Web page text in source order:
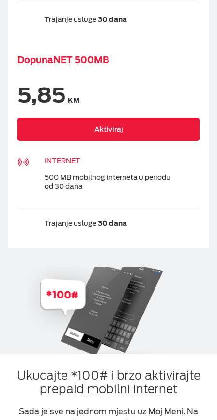
Trajanje usluge30 dana
DopunaNET 500MB
5,85 KM
Aktiviraj
INTERNET
500 MB mobilnog interneta u periodu
od 30 dana
Trajanje usluge30 dana
Ukucajte *100# i brzo aktivirajte
prepaid mobilni internet
Sada je sve na jednom mjestu uz Moj Meni. Na